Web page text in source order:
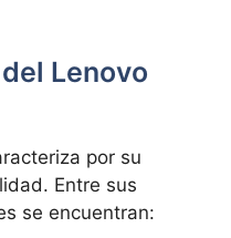
Lenovo
por su
Entre sus
se encuentran: